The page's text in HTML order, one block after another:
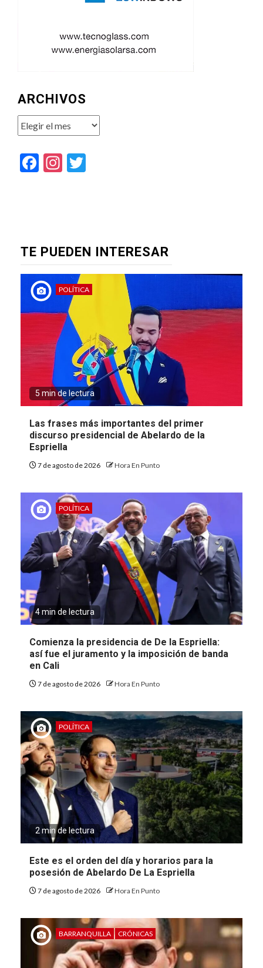
ARCHIVOS
Archivos
Facebook
Instagram
TE PUEDEN INTERESAR
POLÍTICA
5 min de lectura
Las frases más importantes del primer
discurso presidencial de Abelardo de la
Espriella
7 de agosto de 2026 Hora En Punto
POLÍTICA
4 min de lectura
Comienza la presidencia de De la Espriella:
así fue el juramento y la imposición de banda
en Cali
7 de agosto de 2026 Hora En Punto
POLÍTICA
2 min de lectura
Este es el orden del día y horarios para la
posesión de Abelardo De La Espriella
7 de agosto de 2026 Hora En Punto
BARRANQUILLA CRÓNICAS